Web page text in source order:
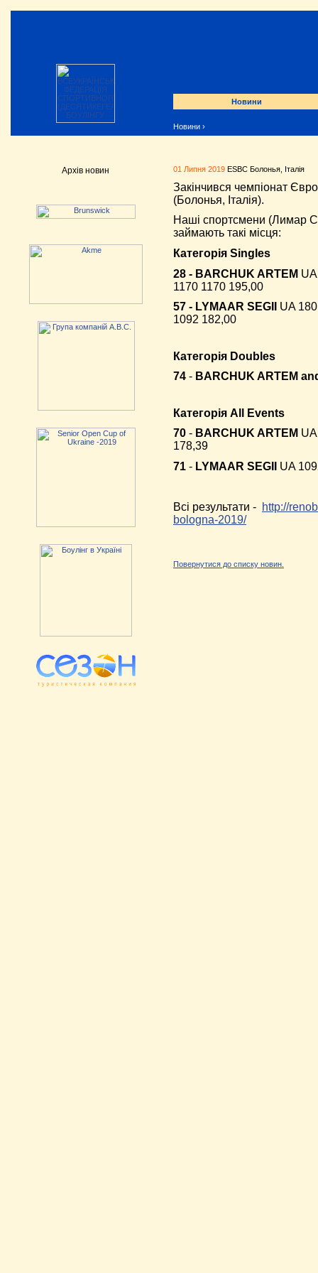
Новини
Новини ›
Архів новин 01 Липня 2019 ESBC Болонья, Італія
Закінчився чемпіонат
(Болонья, Італія).
Наші спортсмени (Лимар
займають такі місця:
Категорія Singles
28 - BARCHUK ARTEM
1170 1170 195,00
57 - LYMAAR SEGII UA
1092 182,00
Категорія Doubles
74 - BARCHUK ARTEM
Категорія All Events
70 - BARCHUK ARTEM
178,39
71 - LYMAAR SEGII UA
Всі результати - http://
bologna-2019/
Повернутися до списку новин.